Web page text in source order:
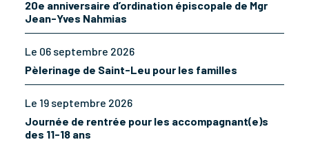
20e anniversaire d’ordination épiscopale de Mgr
Jean-Yves Nahmias
Le 06 septembre 2026
Pèlerinage de Saint-Leu pour les familles
Le 19 septembre 2026
Journée de rentrée pour les accompagnant(e)s
des 11-18 ans